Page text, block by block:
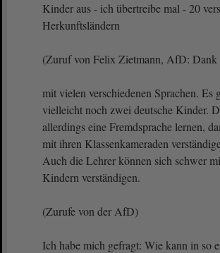
Kinder aus - ich übertreibe mal - 20
Herkunftsländern
(Zuruf von Felix Zietmann, AfD:
mit vielen verschiedenen Sprachen. Es
vielleicht noch zwei deutsche Kinder.
allerdings eine Fremdsprache lernen,
mit ihren Klassenkameraden
Auch die Lehrer können sich schwer
Kindern verständigen.
(Zurufe von der AfD)
Ich habe mich gefragt: Wie kann in so